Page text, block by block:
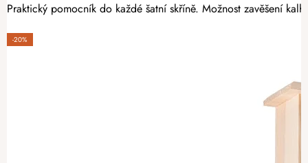
Praktický pomocník do každé šatní skříně. Možnost zavěšení
-20%